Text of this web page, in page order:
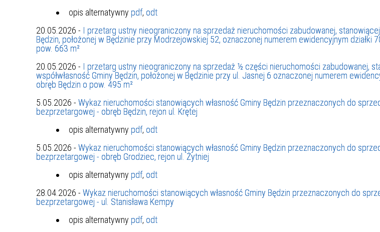
opis alternatywny pdf, odt
20.05.2026 - I przetarg ustny nieograniczony na sprzedaż nieruchomości zabudowanej, stanowiącej
Będzin, położonej w Będzinie przy Modrzejowskiej 52, oznaczonej numerem ewidencyjnym działki
pow. 663 m²
20.05.2026 - I przetarg ustny nieograniczony na sprzedaż ½ części nieruchomości zabudowanej,
współwłasność Gminy Będzin, położonej w Będzinie przy ul. Jasnej 6 oznaczonej numerem
obręb Będzin o pow. 495 m²
5.05.2026 - Wykaz nieruchomości stanowiących własność Gminy Będzin przeznaczonych do
bezprzetargowej - obręb Będzin, rejon ul. Krętej
opis alternatywny pdf, odt
5.05.2026 - Wykaz nieruchomości stanowiących własność Gminy Będzin przeznaczonych do
bezprzetargowej - obręb Grodziec, rejon ul. Żytniej
opis alternatywny pdf, odt
28.04.2026 - Wykaz nieruchomości stanowiących własność Gminy Będzin przeznaczonych do
bezprzetargowej - ul. Stanisława Kempy
opis alternatywny pdf, odt